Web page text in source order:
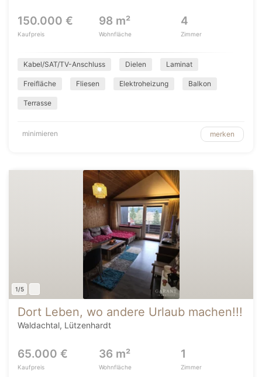
150.000 €
Kaufpreis
98 m²
Wohnfläche
4
Zimmer
Kabel/SAT/TV-Anschluss Dielen Laminat
Freifläche Fliesen Elektroheizung Balkon
Terrasse
minimieren merken
1/5
Dort Leben, wo andere Urlaub machen!!!
Waldachtal, Lützenhardt
65.000 €
Kaufpreis
36 m²
Wohnfläche
1
Zimmer